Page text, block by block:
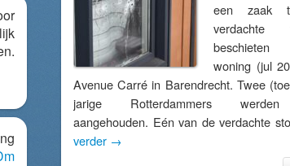
een zaak
woning (jul
Avenue Carré in Barendrecht. Twee
jarige Rotterdammers
aangehouden. Eén van de verdachte
verder →